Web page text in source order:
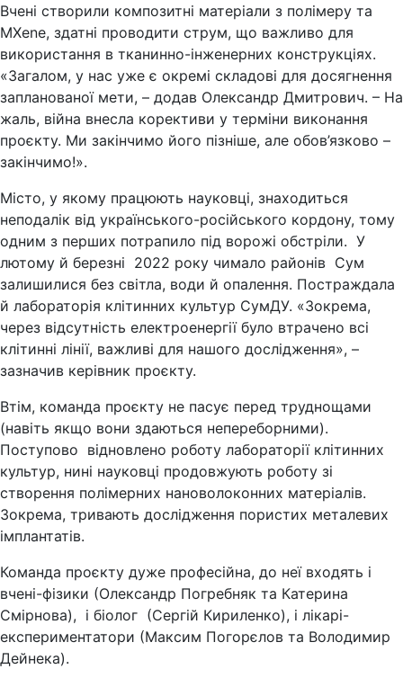
Вчені створили композитні матеріали з полімеру та
MXene, здатні проводити струм, що важливо для
використання в тканинно-інженерних конструкціях.
«Загалом, у нас уже є окремі складові для досягнення
запланованої мети, – додав Олександр Дмитрович. – На
жаль, війна внесла корективи у терміни виконання
проєкту. Ми закінчимо його пізніше, але обов’язково –
закінчимо!».
Місто, у якому працюють науковці, знаходиться
неподалік від українського-російського кордону, тому
одним з перших потрапило під ворожі обстріли. У
лютому й березні 2022 року чимало районів Сум
залишилися без світла, води й опалення. Постраждала
й лабораторія клітинних культур СумДУ. «Зокрема,
через відсутність електроенергії було втрачено всі
клітинні лінії, важливі для нашого дослідження», –
зазначив керівник проєкту.
Втім, команда проєкту не пасує перед труднощами
(навіть якщо вони здаються непереборними).
Поступово відновлено роботу лабораторії клітинних
культур, нині науковці продовжують роботу зі
створення полімерних нановолоконних матеріалів.
Зокрема, тривають дослідження пористих металевих
імплантатів.
Команда проєкту дуже професійна, до неї входять і
вчені-фізики (Олександр Погребняк та Катерина
Смірнова), і біолог (Сергій Кириленко), і лікарі-
експериментатори (Максим Погорєлов та Володимир
Дейнека).